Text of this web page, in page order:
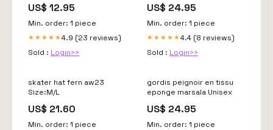
US$ 12.95
Min. order: 1 piece
★★★★★4.9 (23 reviews)
Sold : Login>>
US$ 24.95
Min. order: 1 piece
★★★★★4.4 (8 reviews)
Sold : Login>>
skater hat fern aw23
Size:M/L
US$ 21.60
Min. order: 1 piece
gordis peignoir en tissu
eponge marsala Unisex
US$ 24.95
Min. order: 1 piece